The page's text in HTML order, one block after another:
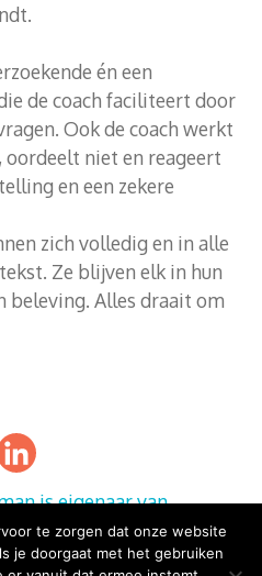
én een
de coach faciliteert door
Ook de coach werkt
niet en reageert
en een zekere
zich volledig en in alle
Ze blijven elk in hun
beleving. Alles draait om
is eigenaar van
Verklaring
te zorgen dat onze website
je doorgaat met het gebruiken